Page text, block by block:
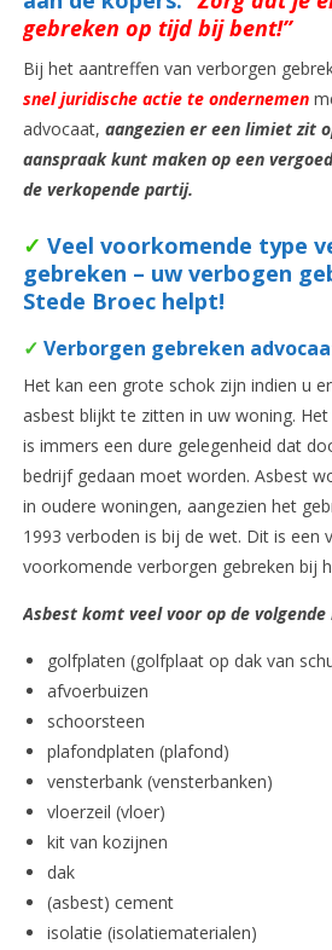
gebreken op tijd bij bent!”
Bij het aantreffen van verborgen
snel juridische actie te ondernemen
advocaat, aangezien er een limiet zit
aanspraak kunt maken op een
de verkopende partij.
✓ Veel voorkomende type
gebreken – uw verbogen
Stede Broec helpt!
✓ Verborgen gebreken
Het kan een grote schok zijn indien u
asbest blijkt te zitten in uw woning.
is immers een dure gelegenheid dat
bedrijf gedaan moet worden. Asbest
in oudere woningen, aangezien het
1993 verboden is bij de wet. Dit is een
voorkomende verborgen gebreken bij
Asbest komt veel voor op de
golfplaten (golfplaat op dak van
afvoerbuizen
schoorsteen
plafondplaten (plafond)
vensterbank (vensterbanken)
vloerzeil (vloer)
kit van kozijnen
dak
(asbest) cement
isolatie (isolatiematerialen)